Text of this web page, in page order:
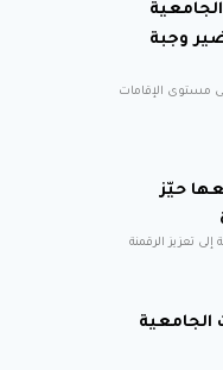
وجبة
مستوى الإقامات
حيّز
تعزيز الرقمنة
الجامعية